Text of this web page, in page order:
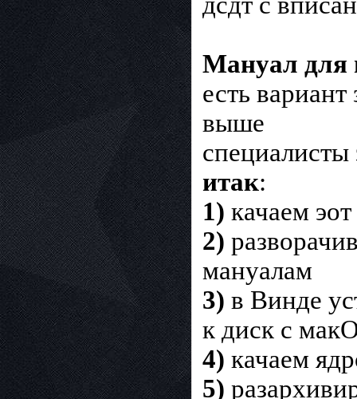
Мануал для
есть
выше
итак:
1) качаем
2)
мануалам
3) в Винде
к диск с
4) качаем
5)